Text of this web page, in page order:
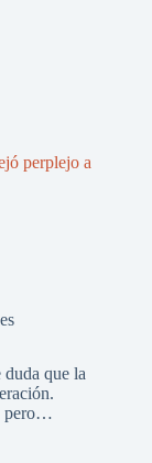
perplejo a
duda que la
pero…